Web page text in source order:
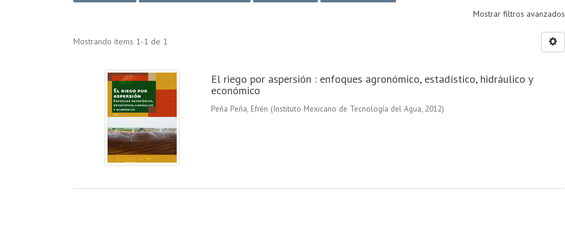
Mostrar filtros avanzados
Mostrando ítems 1-1 de 1
El riego por aspersión : enfoques agronómico, estadístico, hidráulico y
económico
Peña Peña, Efrén (Instituto Mexicano de Tecnología del Agua, 2012)